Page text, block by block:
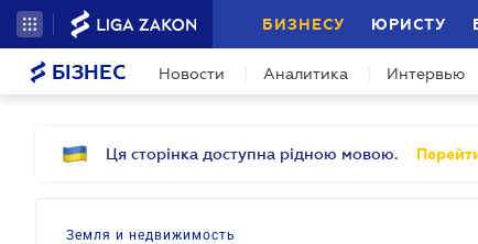
БИЗНЕСУ ЮРИСТУ
БІЗНЕС Новости Аналитика Интервью
Ця сторінка доступна рідною мовою.
Земля и недвижимость